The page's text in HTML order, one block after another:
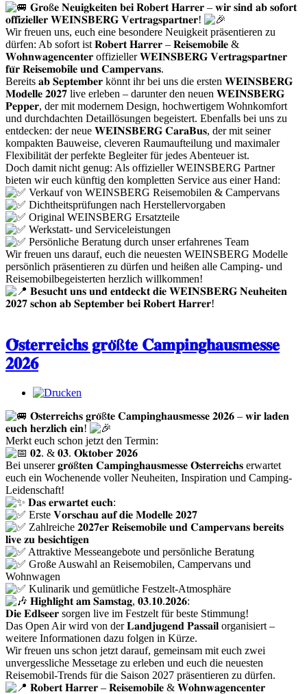
𝐆𝐫𝐨ß𝐞 𝐍𝐞𝐮𝐢𝐠𝐤𝐞𝐢𝐭𝐞𝐧 𝐛𝐞𝐢 𝐑𝐨𝐛𝐞𝐫𝐭 𝐇𝐚𝐫𝐫𝐞𝐫 – 𝐰𝐢𝐫 𝐬𝐢𝐧𝐝 𝐚𝐛 𝐬𝐨𝐟𝐨𝐫𝐭
𝐨𝐟𝐟𝐢𝐳𝐢𝐞𝐥𝐥𝐞𝐫 𝐖𝐄𝐈𝐍𝐒𝐁𝐄𝐑𝐆 𝐕𝐞𝐫𝐭𝐫𝐚𝐠𝐬𝐩𝐚𝐫𝐭𝐧𝐞𝐫!
Wir freuen uns, euch eine besondere Neuigkeit präsentieren zu
dürfen: Ab sofort ist 𝐑𝐨𝐛𝐞𝐫𝐭 𝐇𝐚𝐫𝐫𝐞𝐫 – 𝐑𝐞𝐢𝐬𝐞𝐦𝐨𝐛𝐢𝐥𝐞 &
𝐖𝐨𝐡𝐧𝐰𝐚𝐠𝐞𝐧𝐜𝐞𝐧𝐭𝐞𝐫 offizieller 𝐖𝐄𝐈𝐍𝐒𝐁𝐄𝐑𝐆 𝐕𝐞𝐫𝐭𝐫𝐚𝐠𝐬𝐩𝐚𝐫𝐭𝐧𝐞𝐫
𝐟𝐮̈𝐫 𝐑𝐞𝐢𝐬𝐞𝐦𝐨𝐛𝐢𝐥𝐞 𝐮𝐧𝐝 𝐂𝐚𝐦𝐩𝐞𝐫𝐯𝐚𝐧𝐬.
Bereits 𝐚𝐛 𝐒𝐞𝐩𝐭𝐞𝐦𝐛𝐞𝐫 könnt ihr bei uns die ersten 𝐖𝐄𝐈𝐍𝐒𝐁𝐄𝐑𝐆
𝐌𝐨𝐝𝐞𝐥𝐥𝐞 𝟐𝟎𝟐𝟕 live erleben – darunter den neuen 𝐖𝐄𝐈𝐍𝐒𝐁𝐄𝐑𝐆
𝐏𝐞𝐩𝐩𝐞𝐫, der mit modernem Design, hochwertigem Wohnkomfort
und durchdachten Detaillösungen begeistert. Ebenfalls bei uns zu
entdecken: der neue 𝐖𝐄𝐈𝐍𝐒𝐁𝐄𝐑𝐆 𝐂𝐚𝐫𝐚𝐁𝐮𝐬, der mit seiner
kompakten Bauweise, cleveren Raumaufteilung und maximaler
Flexibilität der perfekte Begleiter für jedes Abenteuer ist.
Doch damit nicht genug: Als offizieller WEINSBERG Partner
bieten wir euch künftig den kompletten Service aus einer Hand:
Verkauf von WEINSBERG Reisemobilen & Campervans
Dichtheitsprüfungen nach Herstellervorgaben
Original WEINSBERG Ersatzteile
Werkstatt- und Serviceleistungen
Persönliche Beratung durch unser erfahrenes Team
Wir freuen uns darauf, euch die neuesten WEINSBERG Modelle
persönlich präsentieren zu dürfen und heißen alle Camping- und
Reisemobilbegeisterten herzlich willkommen!
𝐁𝐞𝐬𝐮𝐜𝐡𝐭 𝐮𝐧𝐬 𝐮𝐧𝐝 𝐞𝐧𝐭𝐝𝐞𝐜𝐤𝐭 𝐝𝐢𝐞 𝐖𝐄𝐈𝐍𝐒𝐁𝐄𝐑𝐆 𝐍𝐞𝐮𝐡𝐞𝐢𝐭𝐞𝐧
𝟐𝟎𝟐𝟕 𝐬𝐜𝐡𝐨𝐧 𝐚𝐛 𝐒𝐞𝐩𝐭𝐞𝐦𝐛𝐞𝐫 𝐛𝐞𝐢 𝐑𝐨𝐛𝐞𝐫𝐭 𝐇𝐚𝐫𝐫𝐞𝐫!
𝐎̈𝐬𝐭𝐞𝐫𝐫𝐞𝐢𝐜𝐡𝐬 𝐠𝐫𝐨̈ß𝐭𝐞 𝐂𝐚𝐦𝐩𝐢𝐧𝐠𝐡𝐚𝐮𝐬𝐦𝐞𝐬𝐬𝐞
𝟐𝟎𝟐𝟔
𝐎̈𝐬𝐭𝐞𝐫𝐫𝐞𝐢𝐜𝐡𝐬 𝐠𝐫𝐨̈ß𝐭𝐞 𝐂𝐚𝐦𝐩𝐢𝐧𝐠𝐡𝐚𝐮𝐬𝐦𝐞𝐬𝐬𝐞 𝟐𝟎𝟐𝟔 – 𝐰𝐢𝐫 𝐥𝐚𝐝𝐞𝐧
𝐞𝐮𝐜𝐡 𝐡𝐞𝐫𝐳𝐥𝐢𝐜𝐡 𝐞𝐢𝐧!
Merkt euch schon jetzt den Termin:
𝟎𝟐. & 𝟎𝟑. 𝐎𝐤𝐭𝐨𝐛𝐞𝐫 𝟐𝟎𝟐𝟔
Bei unserer 𝐠𝐫𝐨̈ß𝐭𝐞𝐧 𝐂𝐚𝐦𝐩𝐢𝐧𝐠𝐡𝐚𝐮𝐬𝐦𝐞𝐬𝐬𝐞 𝐎̈𝐬𝐭𝐞𝐫𝐫𝐞𝐢𝐜𝐡𝐬 erwartet
euch ein Wochenende voller Neuheiten, Inspiration und Camping-
Leidenschaft!
𝐃𝐚𝐬 𝐞𝐫𝐰𝐚𝐫𝐭𝐞𝐭 𝐞𝐮𝐜𝐡:
Erste 𝐕𝐨𝐫𝐬𝐜𝐡𝐚𝐮 𝐚𝐮𝐟 𝐝𝐢𝐞 𝐌𝐨𝐝𝐞𝐥𝐥𝐞 𝟐𝟎𝟐𝟕
Zahlreiche 𝟐𝟎𝟐𝟕𝐞𝐫 𝐑𝐞𝐢𝐬𝐞𝐦𝐨𝐛𝐢𝐥𝐞 𝐮𝐧𝐝 𝐂𝐚𝐦𝐩𝐞𝐫𝐯𝐚𝐧𝐬 𝐛𝐞𝐫𝐞𝐢𝐭𝐬
𝐥𝐢𝐯𝐞 𝐳𝐮 𝐛𝐞𝐬𝐢𝐜𝐡𝐭𝐢𝐠𝐞𝐧
Attraktive Messeangebote und persönliche Beratung
Große Auswahl an Reisemobilen, Campervans und
Wohnwagen
Kulinarik und gemütliche Festzelt-Atmosphäre
𝐇𝐢𝐠𝐡𝐥𝐢𝐠𝐡𝐭 𝐚𝐦 𝐒𝐚𝐦𝐬𝐭𝐚𝐠, 𝟎𝟑.𝟏𝟎.𝟐𝟎𝟐𝟔:
𝐃𝐢𝐞 𝐄𝐝𝐥𝐬𝐞𝐞𝐫 sorgen live im Festzelt für beste Stimmung!
Das Open Air wird von der 𝐋𝐚𝐧𝐝𝐣𝐮𝐠𝐞𝐧𝐝 𝐏𝐚𝐬𝐬𝐚𝐢𝐥 organisiert –
weitere Informationen dazu folgen in Kürze.
Wir freuen uns schon jetzt darauf, gemeinsam mit euch zwei
unvergessliche Messetage zu erleben und euch die neuesten
Reisemobil-Trends für die Saison 2027 präsentieren zu dürfen.
𝐑𝐨𝐛𝐞𝐫𝐭 𝐇𝐚𝐫𝐫𝐞𝐫 – 𝐑𝐞𝐢𝐬𝐞𝐦𝐨𝐛𝐢𝐥𝐞 & 𝐖𝐨𝐡𝐧𝐰𝐚𝐠𝐞𝐧𝐜𝐞𝐧𝐭𝐞𝐫